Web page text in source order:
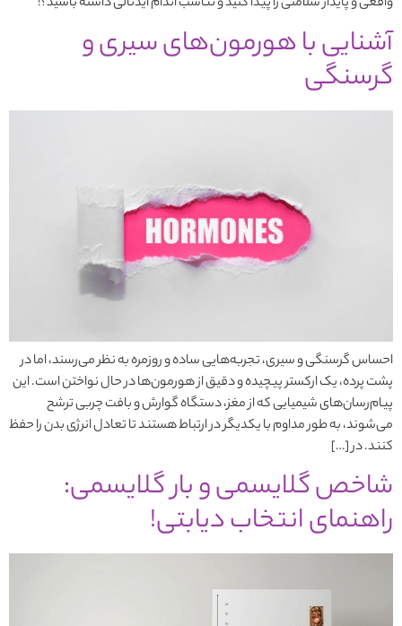
آشنایی با هورمون‌های سیری و
گرسنگی
احساس گرسنگی و سیری، تجربه‌هایی ساده و روزمره به نظر می‌رسند، اما در
پشت پرده، یک ارکستر پیچیده و دقیق از هورمون‌ها در حال نواختن است. این
پیام‌رسان‌های شیمیایی که از مغز، دستگاه گوارش و بافت چربی ترشح
می‌شوند، به طور مداوم با یکدیگر در ارتباط هستند تا تعادل انرژی بدن را حفظ
کنند. در […]
شاخص گلایسمی و بار گلایسمی:
راهنمای انتخاب دیابتی!